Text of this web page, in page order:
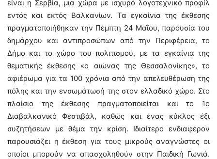
είναι η Σερβία, μια χώρα με ισχυρό λογοτεχνικό προφίλ
εντός και εκτός Βαλκανίων. Τα εγκαίνια της έκθεσης
πραγματοποιήθηκαν την Πέμπτη 24 Μαΐου, παρουσία του
δημάρχου και αντιπροσώπων από την Περιφέρεια, το
Δήμο και το χώρο του πολιτισμού, με τα εγκαίνια της
θεματικής έκθεσης «ο αιώνας της Θεσσαλονίκης», το
αφιέρωμα για τα 100 χρόνια από την απελευθέρωση της
πόλης και την ενσωμάτωσή της στον ελλαδικό χώρο. Στο
πλαίσιο της έκθεσης πραγματοποιείται και το 1ο
Διαβαλκανικό Φεστιβάλ, καθώς και ένας κύκλος έξι
συζητήσεων με θέμα την κρίση. Ιδιαίτερο ενδιαφέρον
παρουσιάζει η έκθεση για τους μικρούς αναγνώστες οι
οποίοι μπορούν να απασχοληθούν στην Παιδική Γωνιά.